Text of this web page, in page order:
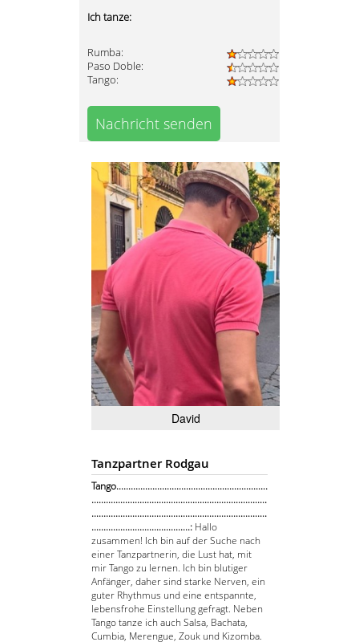
Ich tanze:
Rumba:
Paso Doble:
Tango:
Nachricht senden
David
Tanzpartner Rodgau
Tango...............................................................
.........................................................................
.........................................................................
.........................................: Hallo
zusammen! Ich bin auf der Suche nach
einer Tanzpartnerin, die Lust hat, mit
mir Tango zu lernen. Ich bin blutiger
Anfänger, daher sind starke Nerven, ein
guter Rhythmus und eine entspannte,
lebensfrohe Einstellung gefragt. Neben
Tango tanze ich auch Salsa, Bachata,
Cumbia, Merengue, Zouk und Kizomba.